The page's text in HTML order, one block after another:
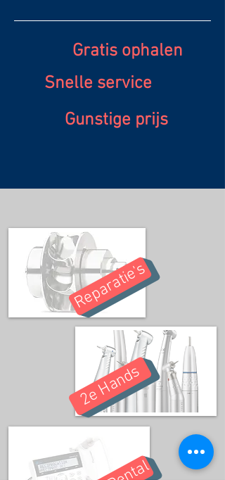
Gratis ophalen
Snelle service
Gunstige prijs
Reparatie's
2e Hands